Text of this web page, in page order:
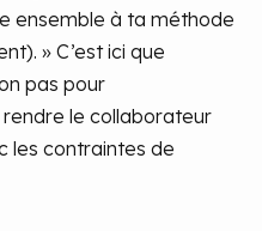
ensemble à ta méthode
» C’est ici que
pas pour
le collaborateur
les contraintes de